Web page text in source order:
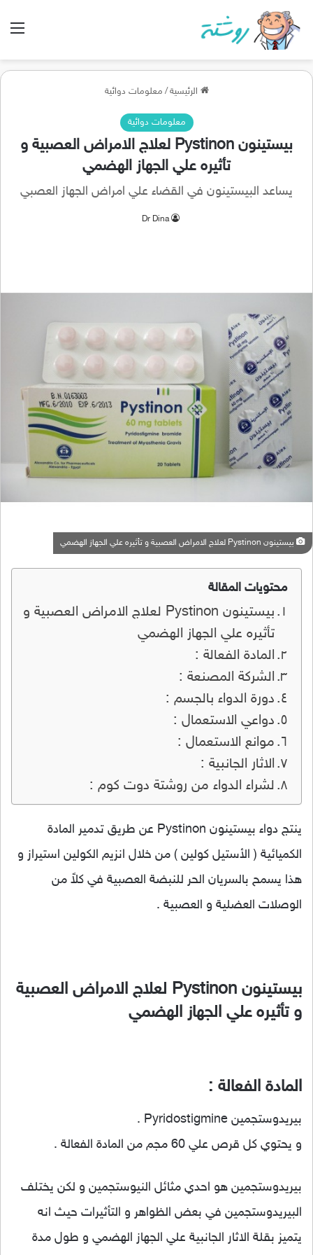
الرئيسية / معلومات دوائية
معلومات دوائية
بيستينون Pystinon لعلاج الامراض العصبية و
تأثيره علي الجهاز الهضمي
يساعد البيستينون في القضاء علي امراض الجهاز العصبي
Dr Dina
بيستينون Pystinon لعلاج الامراض العصبية و تأثيره علي الجهاز الهضمي
محتويات المقالة
بيستينون Pystinon لعلاج الامراض العصبية و
تأثيره علي الجهاز الهضمي
المادة الفعالة :
الشركة المصنعة :
دورة الدواء بالجسم :
دواعي الاستعمال :
موانع الاستعمال :
الاثار الجانبية :
لشراء الدواء من روشتة دوت كوم :
ينتج دواء بيستينون Pystinon عن طريق تدمير المادة
الكميائية ( الأستيل كولين ) من خلال انزيم الكولين استيراز و
هذا يسمح بالسريان الحر للنبضة العصبية في كلاً من
الوصلات العضلية و العصبية .
بيستينون Pystinon لعلاج الامراض العصبية
و تأثيره علي الجهاز الهضمي
المادة الفعالة :
بيريدوستجمين Pyridostigmine .
و يحتوي كل قرص علي 60 مجم من المادة الفعالة .
بيريدوستجمين هو احدي مثائل النيوستجمين و لكن يختلف
البيريدوستجمين في بعض الظواهر و التأثيرات حيث انه
يتميز بقلة الاثار الجانبية علي الجهاز الهضمي و طول مدة